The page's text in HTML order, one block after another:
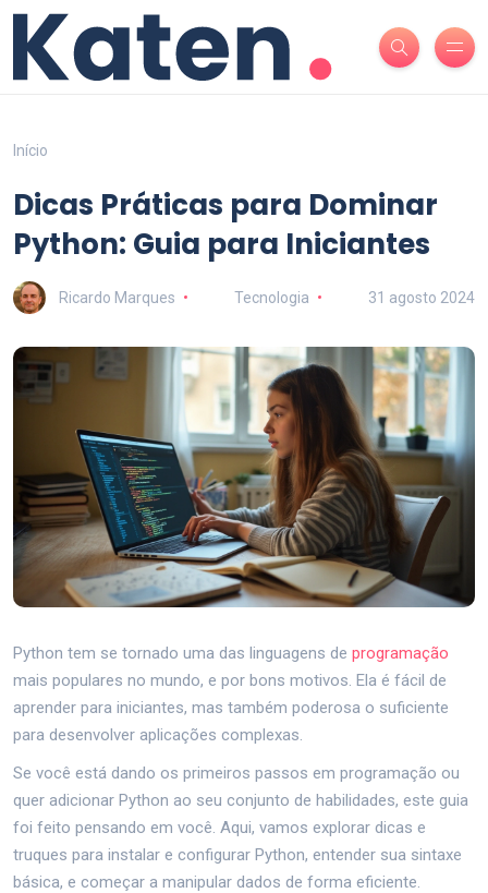
Início
Dicas Práticas para Dominar
Python: Guia para Iniciantes
Ricardo Marques Tecnologia 31 agosto 2024
Python tem se tornado uma das linguagens de programação
mais populares no mundo, e por bons motivos. Ela é fácil de
aprender para iniciantes, mas também poderosa o suficiente
para desenvolver aplicações complexas.
Se você está dando os primeiros passos em programação ou
quer adicionar Python ao seu conjunto de habilidades, este guia
foi feito pensando em você. Aqui, vamos explorar dicas e
truques para instalar e configurar Python, entender sua sintaxe
básica, e começar a manipular dados de forma eficiente.